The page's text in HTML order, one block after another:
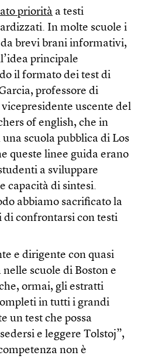
priorità a testi
In molte scuole i
brevi brani informativi,
principale
il formato dei test di
professore di
uscente del
of english, che in
scuola pubblica di Los
queste linee guida erano
a sviluppare
capacità di sintesi.
abbiamo sacrificato la
di confrontarsi con testi
e dirigente con quasi
scuole di Boston e
ormai, gli estratti
in tutti i grandi
un test che possa
e leggere Tolstoj”,
non è